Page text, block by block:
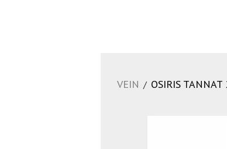
VEIN / OSIRIS TANNAT